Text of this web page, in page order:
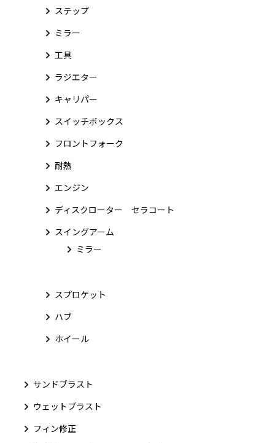
ステップ
ミラー
工具
ラジエター
キャリパー
スイッチボックス
フロントフォーク
耐熱
エンジン
ディスクローター セラコート
スイングアーム
ミラー
スプロケット
ハブ
ホイール
サンドブラスト
ウェットブラスト
フィン修正